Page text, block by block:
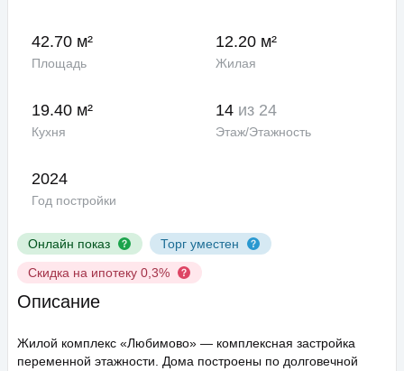
Онлайн показ
Торг уместен
Скидка на ипотеку 0,3%
42.70 м²
Площадь
12.20 м²
Жилая
19.40 м²
Кухня
14 из 24
Этаж/Этажность
2024
Год постройки
Описание
Жилой комплекс «Любимово» — комплексная застройка
переменной этажности. Дома построены по долговечной